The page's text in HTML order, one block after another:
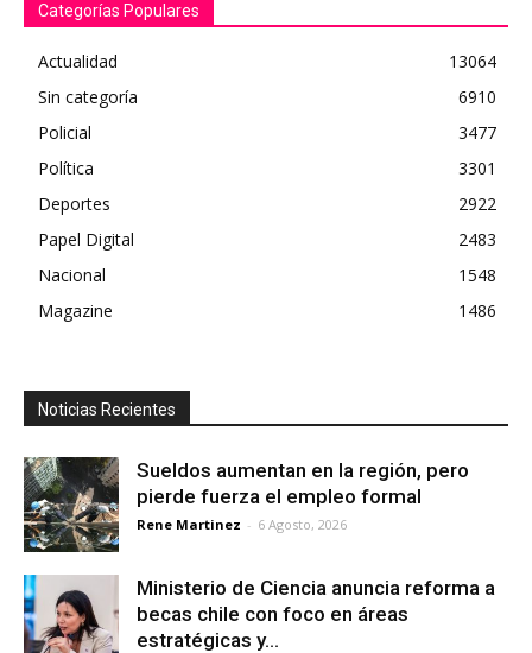
Categorías Populares
Actualidad
13064
Sin categoría
6910
Policial
3477
Política
3301
Deportes
2922
Papel Digital
2483
Nacional
1548
Magazine
1486
Noticias Recientes
Sueldos aumentan en la región, pero
pierde fuerza el empleo formal
Rene Martinez - 6 Agosto, 2026
Ministerio de Ciencia anuncia reforma a
becas chile con foco en áreas
estratégicas y...